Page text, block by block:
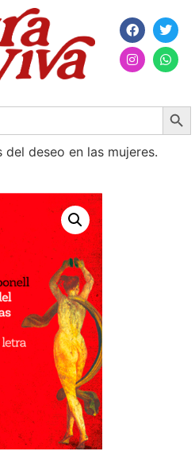
del deseo en las mujeres.